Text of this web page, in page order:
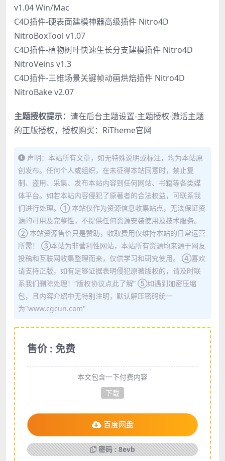
v1.04 Win/Mac
C4D插件-硬表面建模神器高级插件 Nitro4D
NitroBoxTool v1.07
C4D插件-植物树叶快速生长分支建模插件 Nitro4D
NitroVeins v1.3
C4D插件-三维场景关键帧动画烘焙插件 Nitro4D
NitroBake v2.07
主题授权提示： 请在后台主题设置-主题授权-激活主题
的正版授权，授权购买： RiTheme官网
声明：本站所有文章，如无特殊说明或标注，均为本站原
创发布。任何个人或组织，在未征得本站同意时，禁止复
制、盗用、采集、发布本站内容到任何网站、书籍等各类媒
体平台。如若本站内容侵犯了原著者的合法权益，可联系我
们进行处理。① 本站仅作为资源信息收集站点，无法保证资
源的可用及完整性，不提供任何资源安装使用及技术服务。
② 本站资源售价只是赞助，收取费用仅维持本站的日常运营
所需！ ③本站为非营利性网站，本站所有资源均来源于网友
投稿和互联网收集整理而来，仅供学习和研究使用。 ④喜欢
请支持正版，如有足够证据表明侵犯原著版权的，请及时联
系我们删除处理！“版权协议点此了解” ⑤如遇到加密压缩
包，且内容介绍中无特别注明，默认解压密码统一
为"www.cgcun.com"
售价 : 免费
本文包含一下付费内容
下载
百度网盘
密码 : 8evb